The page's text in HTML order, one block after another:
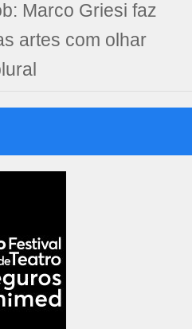
Marco Griesi faz
artes com olhar